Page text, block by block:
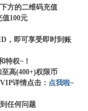
方的二维码充值
100元
，即可享受即时到账
特权~！
高(400+)权限币
详情点击： 点我啦~
任何问题